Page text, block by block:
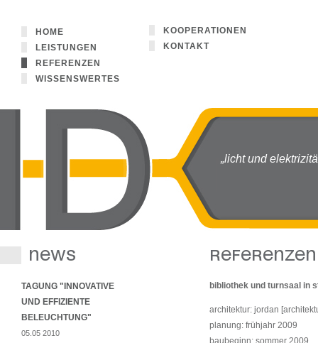
HOME
LEISTUNGEN
REFERENZEN
WISSENSWERTES
KOOPERATIONEN
KONTAKT
„licht und
TAGUNG "INNOVATIVE
UND EFFIZIENTE
BELEUCHTUNG"
05.05 2010
bibliothek und turnsaal in
architektur: jordan
planung: frühjahr 2009
baubeginn: sommer 2009